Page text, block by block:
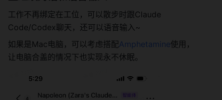
工作不再绑定在工位，可以散步时跟Claude
Code/Codex聊天，还可以语音输入~
如果是Mac电脑，可以考虑搭配Amphetamine使用，
让电脑合盖的情况下也实现永不休眠。